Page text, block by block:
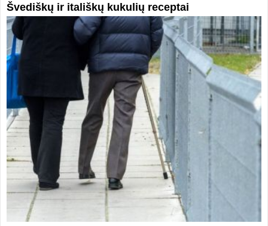
Švediškų ir itališkų kukulių receptai